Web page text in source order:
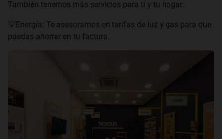
También tenemos más servicios para ti y tu hogar:
💡Energía: Te asesoramos en tarifas de luz y gas para que
puedas ahorrar en tu factura.